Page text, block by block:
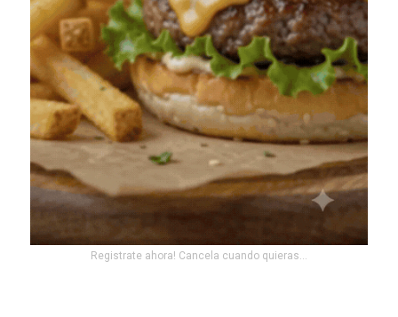
Registrate ahora! Cancela cuando quieras...